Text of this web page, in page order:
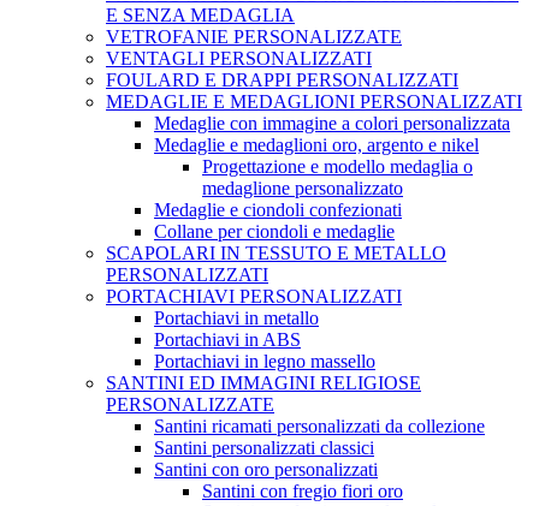
E SENZA MEDAGLIA
VETROFANIE PERSONALIZZATE
VENTAGLI PERSONALIZZATI
FOULARD E DRAPPI PERSONALIZZATI
MEDAGLIE E MEDAGLIONI PERSONALIZZATI
Medaglie con immagine a colori personalizzata
Medaglie e medaglioni oro, argento e nikel
Progettazione e modello medaglia o
medaglione personalizzato
Medaglie e ciondoli confezionati
Collane per ciondoli e medaglie
SCAPOLARI IN TESSUTO E METALLO
PERSONALIZZATI
PORTACHIAVI PERSONALIZZATI
Portachiavi in metallo
Portachiavi in ABS
Portachiavi in legno massello
SANTINI ED IMMAGINI RELIGIOSE
PERSONALIZZATE
Santini ricamati personalizzati da collezione
Santini personalizzati classici
Santini con oro personalizzati
Santini con fregio fiori oro